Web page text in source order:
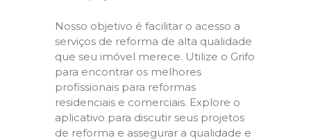
Nosso objetivo é facilitar o acesso a
serviços de reforma de alta qualidade
que seu imóvel merece. Utilize o Grifo
para encontrar os melhores
profissionais para reformas
residenciais e comerciais. Explore o
aplicativo para discutir seus projetos
de reforma e assegurar a qualidade e